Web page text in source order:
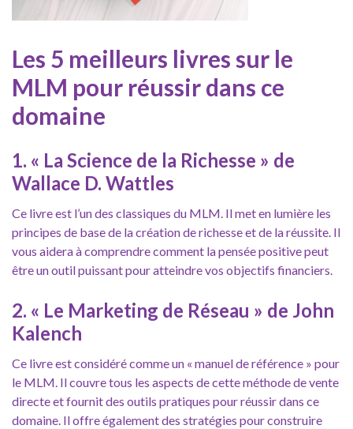
Les 5 meilleurs livres sur le
MLM pour réussir dans ce
domaine
1. « La Science de la Richesse » de
Wallace D. Wattles
Ce livre est l’un des classiques du MLM. Il met en lumière les
principes de base de la création de richesse et de la réussite. Il
vous aidera à comprendre comment la pensée positive peut
être un outil puissant pour atteindre vos objectifs financiers.
2. « Le Marketing de Réseau » de John
Kalench
Ce livre est considéré comme un « manuel de référence » pour
le MLM. Il couvre tous les aspects de cette méthode de vente
directe et fournit des outils pratiques pour réussir dans ce
domaine. Il offre également des stratégies pour construire